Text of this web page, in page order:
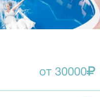
от 30000